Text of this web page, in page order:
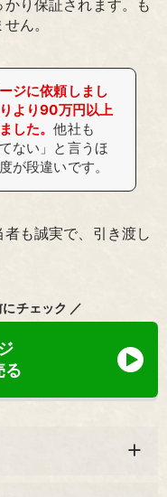
り保証されます。も
ん。
ジに依頼しまし
より90万円以上
した。他社も
ない」と言うほ
が段違いです。
も誠実で、引き渡し
チェック ／
る